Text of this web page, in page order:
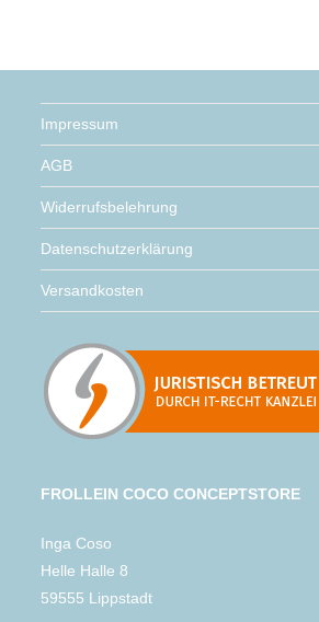
Impressum
AGB
Widerrufsbelehrung
Datenschutzerklärung
Versandkosten
FROLLEIN COCO CONCEPTSTORE
Inga Coso
Helle Halle 8
59555 Lippstadt